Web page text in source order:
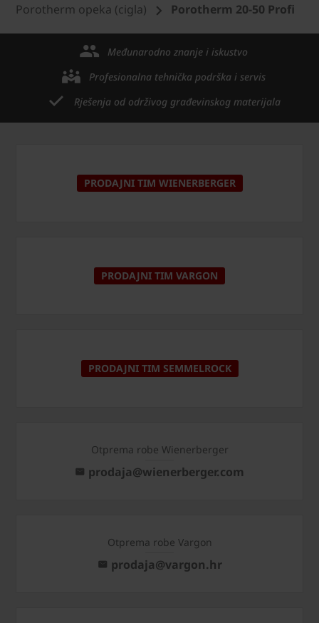
Porotherm opeka (cigla)
Porotherm 20-50 Profi
Međunarodno znanje i iskustvo
Profesionalna tehnička podrška i servis
Rješenja od održivog građevinskog materijala
PRODAJNI TIM WIENERBERGER
PRODAJNI TIM VARGON
PRODAJNI TIM SEMMELROCK
Otprema robe Wienerberger
prodaja@wienerberger.com
Otprema robe Vargon
prodaja@vargon.hr